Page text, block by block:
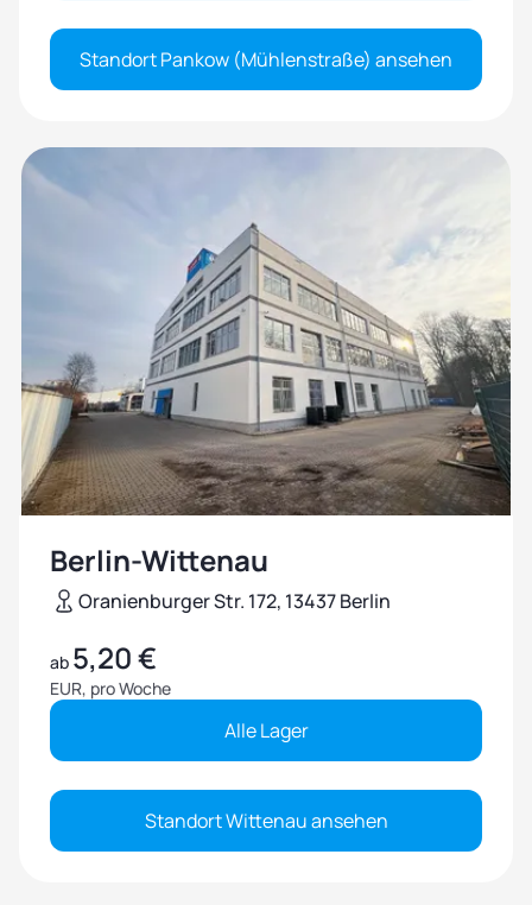
Standort Pankow (Mühlenstraße) ansehen
Berlin-Wittenau
Oranienburger Str. 172, 13437 Berlin
ab 5,20 €
EUR, pro Woche
Alle Lager
Standort Wittenau ansehen